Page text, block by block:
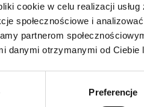
cookie w celu realizacji usług
społecznościowe i
partnerom
danymi otrzymanymi od
Preferencje